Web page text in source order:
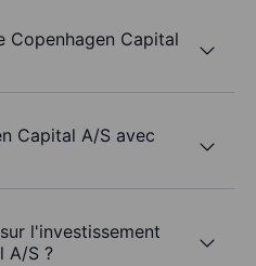
Copenhagen Capital
Capital A/S avec
l'investissement
A/S ?